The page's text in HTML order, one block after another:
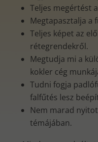
Teljes megértést
Megtapasztalja a
Teljes képet az
rétegrendekről.
Megtudja mi a
kokler cég
Tudni fogja
falfűtés lesz
Nem marad
témájában.